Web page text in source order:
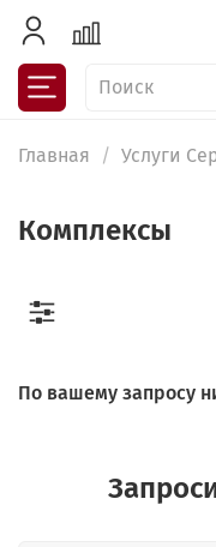
Главная Услуги
Комплексы
По вашему запросу